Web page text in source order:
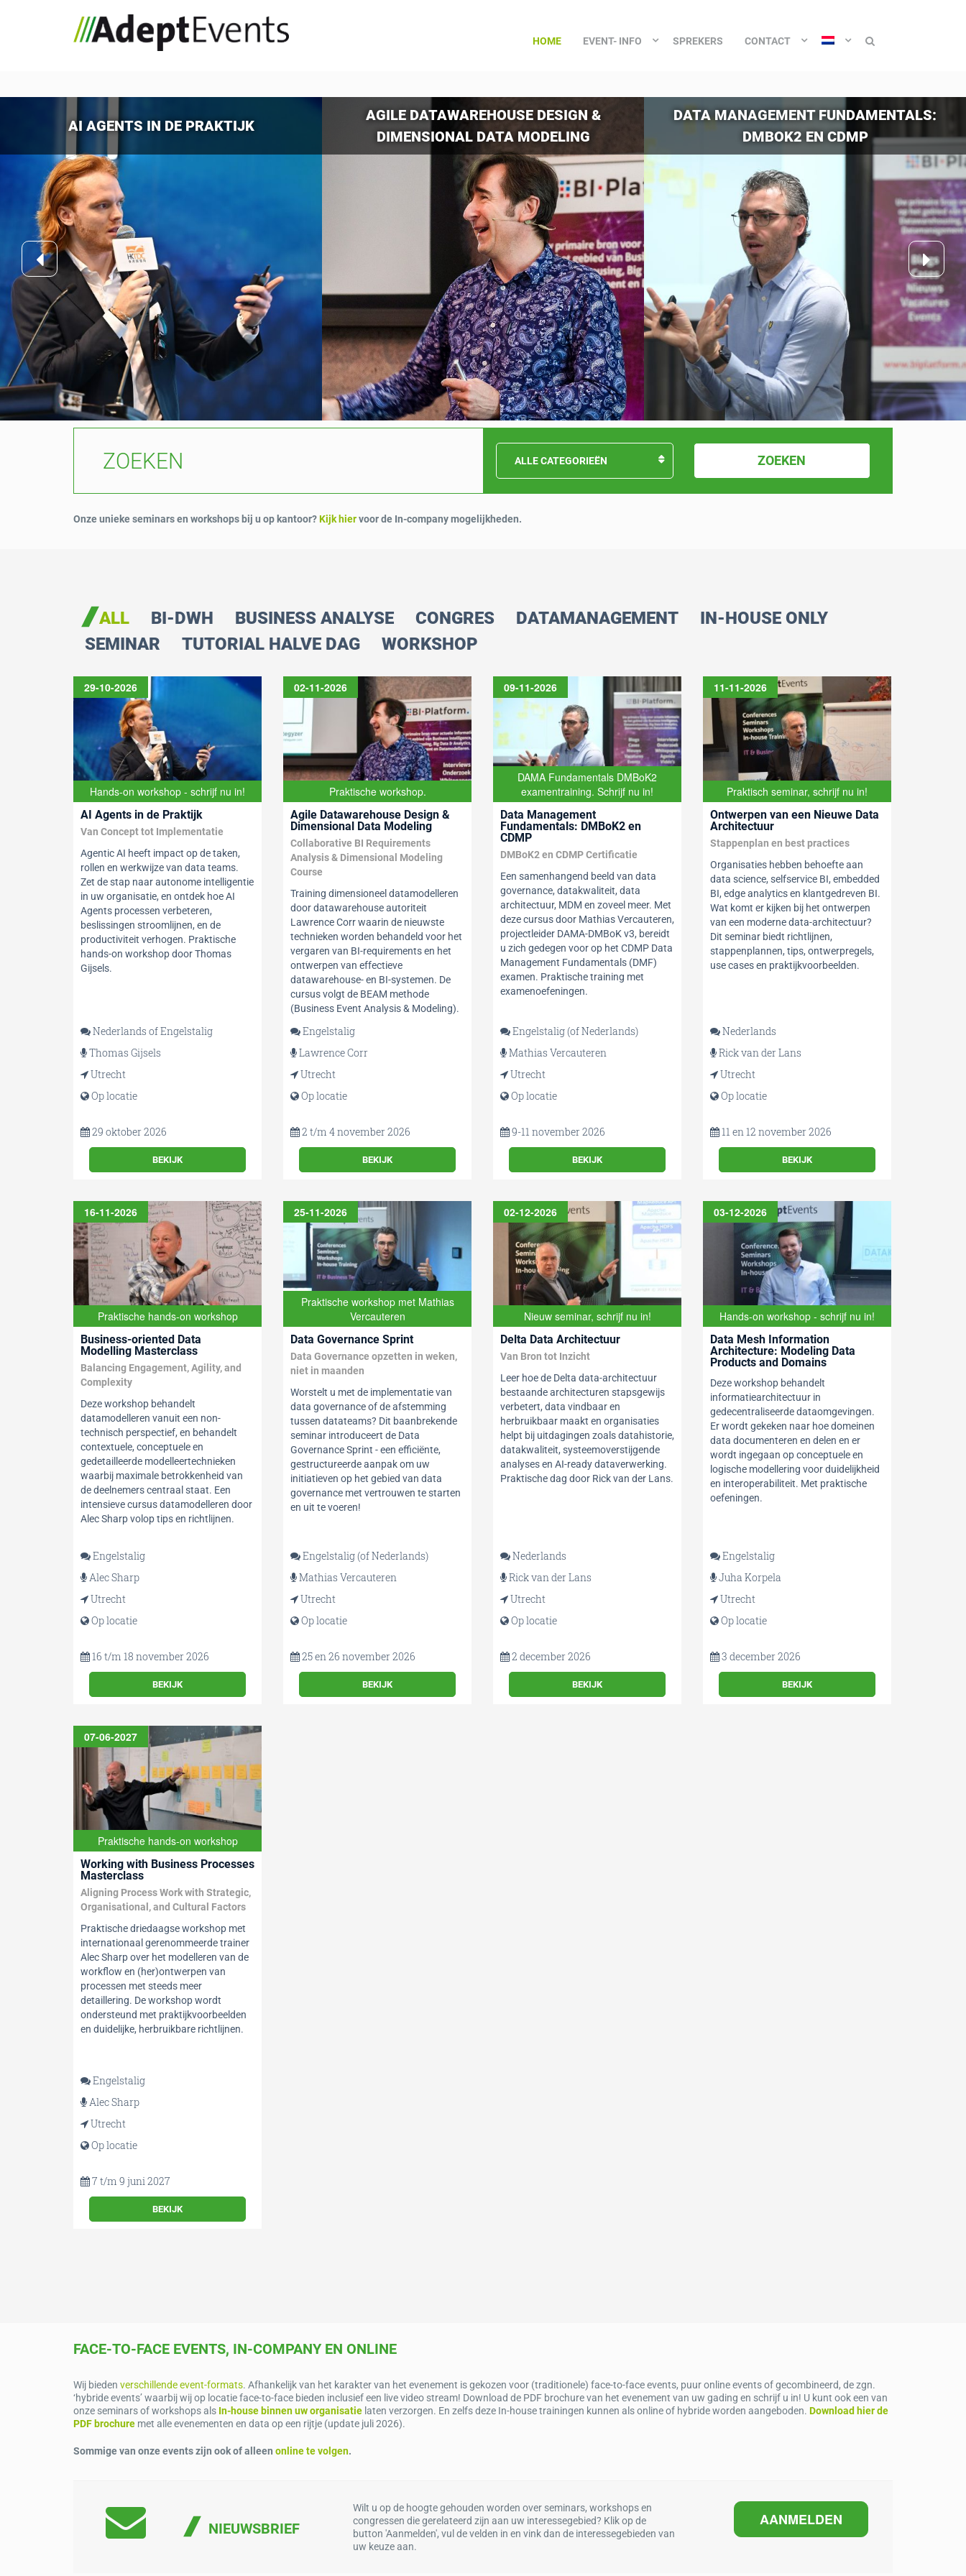
HOME EVENT- INFO SPREKERS CONTACT
AI AGENTS IN DE PRAKTIJK
AGILE DATAWAREHOUSE DESIGN &
DIMENSIONAL DATA MODELING
DATA MANAGEMENT FUNDAMENTALS:
DMBOK2 EN CDMP
ALLE CATEGORIEËN ZOEKEN
Onze unieke seminars en workshops bij u op kantoor?Kijk hiervoor de In-company mogelijkheden.
ALL BI-DWH BUSINESS ANALYSE CONGRES DATAMANAGEMENT
IN-HOUSE ONLY
SEMINAR
TUTORIAL HALVE DAG WORKSHOP
29-10-2026
Hands-on workshop - schrijf nu in!
AI Agents in de Praktijk
Van Concept tot Implementatie
Agentic AI heeft impact op de taken,
rollen en werkwijze van data teams.
Zet de stap naar autonome intelligentie
in uw organisatie, en ontdek hoe AI
Agents processen verbeteren,
beslissingen stroomlijnen, en de
productiviteit verhogen. Praktische
hands-on workshop door Thomas
Gijsels.
Nederlands of Engelstalig
Thomas Gijsels
Utrecht
Op locatie
29 oktober 2026
BEKIJK
02-11-2026
Praktische workshop.
Agile Datawarehouse Design &
Dimensional Data Modeling
Collaborative BI Requirements
Analysis & Dimensional Modeling
Course
Training dimensioneel datamodelleren
door datawarehouse autoriteit
Lawrence Corr waarin de nieuwste
technieken worden behandeld voor het
vergaren van BI-requirements en het
ontwerpen van effectieve
datawarehouse- en BI-systemen. De
cursus volgt de BEAM methode
(Business Event Analysis & Modeling).
Engelstalig
Lawrence Corr
Utrecht
Op locatie
2 t/m 4 november 2026
BEKIJK
09-11-2026
DAMA Fundamentals DMBoK2
examentraining. Schrijf nu in!
Data Management
Fundamentals: DMBoK2 en
CDMP
DMBoK2 en CDMP Certificatie
Een samenhangend beeld van data
governance, datakwaliteit, data
architectuur, MDM en zoveel meer. Met
deze cursus door Mathias Vercauteren,
projectleider DAMA-DMBoK v3, bereidt
u zich gedegen voor op het CDMP Data
Management Fundamentals (DMF)
examen. Praktische training met
examenoefeningen.
Engelstalig (of Nederlands)
Mathias Vercauteren
Utrecht
Op locatie
9-11 november 2026
BEKIJK
11-11-2026
Praktisch seminar, schrijf nu in!
Ontwerpen van een Nieuwe Data
Architectuur
Stappenplan en best practices
Organisaties hebben behoefte aan
data science, selfservice BI, embedded
BI, edge analytics en klantgedreven BI.
Wat komt er kijken bij het ontwerpen
van een moderne data-architectuur?
Dit seminar biedt richtlijnen,
stappenplannen, tips, ontwerpregels,
use cases en praktijkvoorbeelden.
Nederlands
Rick van der Lans
Utrecht
Op locatie
11 en 12 november 2026
BEKIJK
16-11-2026
Praktische hands-on workshop
Business-oriented Data
Modelling Masterclass
Balancing Engagement, Agility, and
Complexity
Deze workshop behandelt
datamodelleren vanuit een non-
technisch perspectief, en behandelt
contextuele, conceptuele en
gedetailleerde modelleertechnieken
waarbij maximale betrokkenheid van
de deelnemers centraal staat. Een
intensieve cursus datamodelleren door
Alec Sharp volop tips en richtlijnen.
Engelstalig
Alec Sharp
Utrecht
Op locatie
16 t/m 18 november 2026
BEKIJK
25-11-2026
Praktische workshop met Mathias
Vercauteren
Data Governance Sprint
Data Governance opzetten in weken,
niet in maanden
Worstelt u met de implementatie van
data governance of de afstemming
tussen datateams? Dit baanbrekende
seminar introduceert de Data
Governance Sprint - een efficiënte,
gestructureerde aanpak om uw
initiatieven op het gebied van data
governance met vertrouwen te starten
en uit te voeren!
Engelstalig (of Nederlands)
Mathias Vercauteren
Utrecht
Op locatie
25 en 26 november 2026
BEKIJK
02-12-2026
Nieuw seminar, schrijf nu in!
Delta Data Architectuur
Van Bron tot Inzicht
Leer hoe de Delta data-architectuur
bestaande architecturen stapsgewijs
verbetert, data vindbaar en
herbruikbaar maakt en organisaties
helpt bij uitdagingen zoals datahistorie,
datakwaliteit, systeemoverstijgende
analyses en AI-ready dataverwerking.
Praktische dag door Rick van der Lans.
Nederlands
Rick van der Lans
Utrecht
Op locatie
2 december 2026
BEKIJK
03-12-2026
Hands-on workshop - schrijf nu in!
Data Mesh Information
Architecture: Modeling Data
Products and Domains
Deze workshop behandelt
informatiearchitectuur in
gedecentraliseerde dataomgevingen.
Er wordt gekeken naar hoe domeinen
data documenteren en delen en er
wordt ingegaan op conceptuele en
logische modellering voor duidelijkheid
en interoperabiliteit. Met praktische
oefeningen.
Engelstalig
Juha Korpela
Utrecht
Op locatie
3 december 2026
BEKIJK
07-06-2027
Praktische hands-on workshop
Working with Business Processes
Masterclass
Aligning Process Work with Strategic,
Organisational, and Cultural Factors
Praktische driedaagse workshop met
internationaal gerenommeerde trainer
Alec Sharp over het modelleren van de
workflow en (her)ontwerpen van
processen met steeds meer
detaillering. De workshop wordt
ondersteund met praktijkvoorbeelden
en duidelijke, herbruikbare richtlijnen.
Engelstalig
Alec Sharp
Utrecht
Op locatie
7 t/m 9 juni 2027
BEKIJK
FACE-TO-FACE EVENTS, IN-COMPANY EN ONLINE
Wij bieden verschillende event-formats. Afhankelijk van het karakter van het evenement is gekozen voor (traditionele) face-to-face events, puur online events of gecombineerd, de zgn.
‘hybride events’ waarbij wij op locatie face-to-face bieden inclusief een live video stream! Download de PDF brochure van het evenement van uw gading en schrijf u in! U kunt ook een van
onze seminars of workshops als In-house binnen uw organisatie laten verzorgen. En zelfs deze In-house trainingen kunnen als online of hybride worden aangeboden. Download hier de
PDF brochure met alle evenementen en data op een rijtje (update juli 2026).
Sommige van onze events zijn ook of alleen online te volgen.
NIEUWSBRIEF
Wilt u op de hoogte gehouden worden over seminars, workshops en
congressen die gerelateerd zijn aan uw interessegebied? Klik op de
button 'Aanmelden', vul de velden in en vink dan de interessegebieden van
uw keuze aan.
AANMELDEN